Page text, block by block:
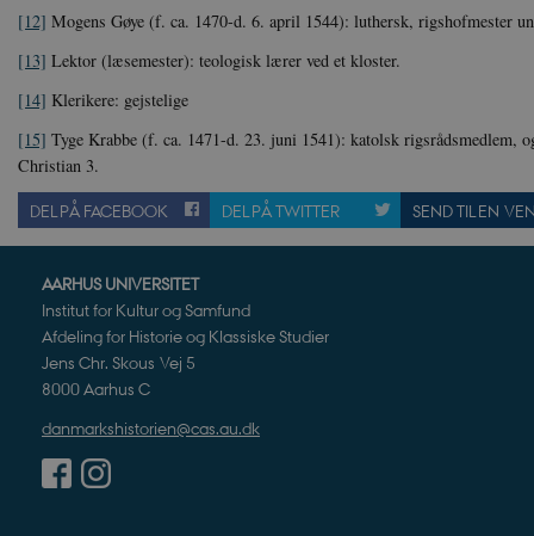
[12] Mogens Gøye (f. ca. 1470-d. 6. april 1544): luthersk, rigshofmester
[13] Lektor (læsemester): teologisk lærer ved et kloster.
[14] Klerikere: gejstelige
[15] Tyge Krabbe (f. ca. 1471-d. 23. juni 1541): katolsk rigsrådsmedlem,
Christian 3.
DEL PÅ FACEBOOK DEL PÅ TWITTER SEND TIL EN VEN
AARHUS UNIVERSITET
Institut for Kultur og Samfund
Afdeling for Historie og Klassiske Studier
Jens Chr. Skous Vej 5
8000 Aarhus C
danmarkshistorien@cas.au.dk
_ga_7J1SYH77RJ
CloudFront-
Created-At
_gat_UA-